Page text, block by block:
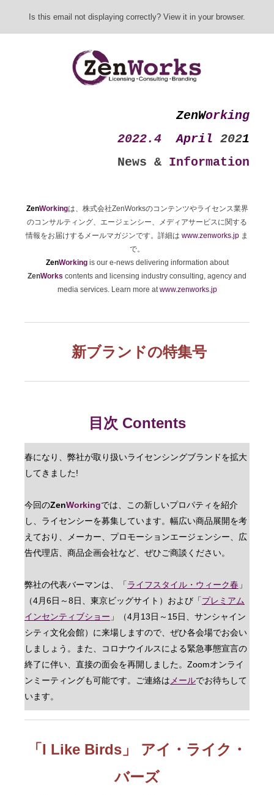
Is this email not displaying correctly? View it in your browser.
ZenWorking
2022.4
April 2021
News & Information
ZenWorkingは、株式会社ZenWorksのコンテンツやライセンス業界
のコンサルティング、エージェンシー、メディアサービスに関する
情報をお届けするメールマガジンです。詳細は www.zenworks.jp ま
で。
ZenWorkingis our e-news delivering information about
ZenWorks contents and licensing industry consulting, agency and
media services. Learn more atwww.zenworks.jp
新ブランドの特集号
目次 Contents
春になり、弊社が取り扱いライセンシングブランドを拡大
してきました!
今回のZenWorkingでは、この新しいプロパティを紹介
し、ライセンシーを募集しています。幅広い商品展開を考
えており、メーカー、プロモーションエージェンシー、広
告代理店、商品企画会社など、ぜひご商談ください。
弊社の代表バーマンは、「ライフスタイル・ウィーク春 」
（4月6日～8日、東京ビッグサイト）および「プレミアム
インセンティブショー 」（4月13日～15日、サンシャイン
シティ文化会館）に来場しますので、ぜひ各会場でお会い
しましょう。また、コロナウイルスによる緊急事態宣言の
終了に伴い、直接の面会を再開しました。Zoomオンライ
ンミーティングも可能です。ご連絡は メールでお待ちして
います。
「I Like Birds」 アイ・ライク・
バーズ